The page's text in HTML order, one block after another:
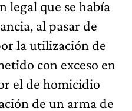
legal que se había
al pasar de
la utilización de
con exceso en
el de homicidio
de un arma de